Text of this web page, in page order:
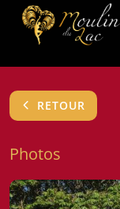
bon
RETOUR
Photos